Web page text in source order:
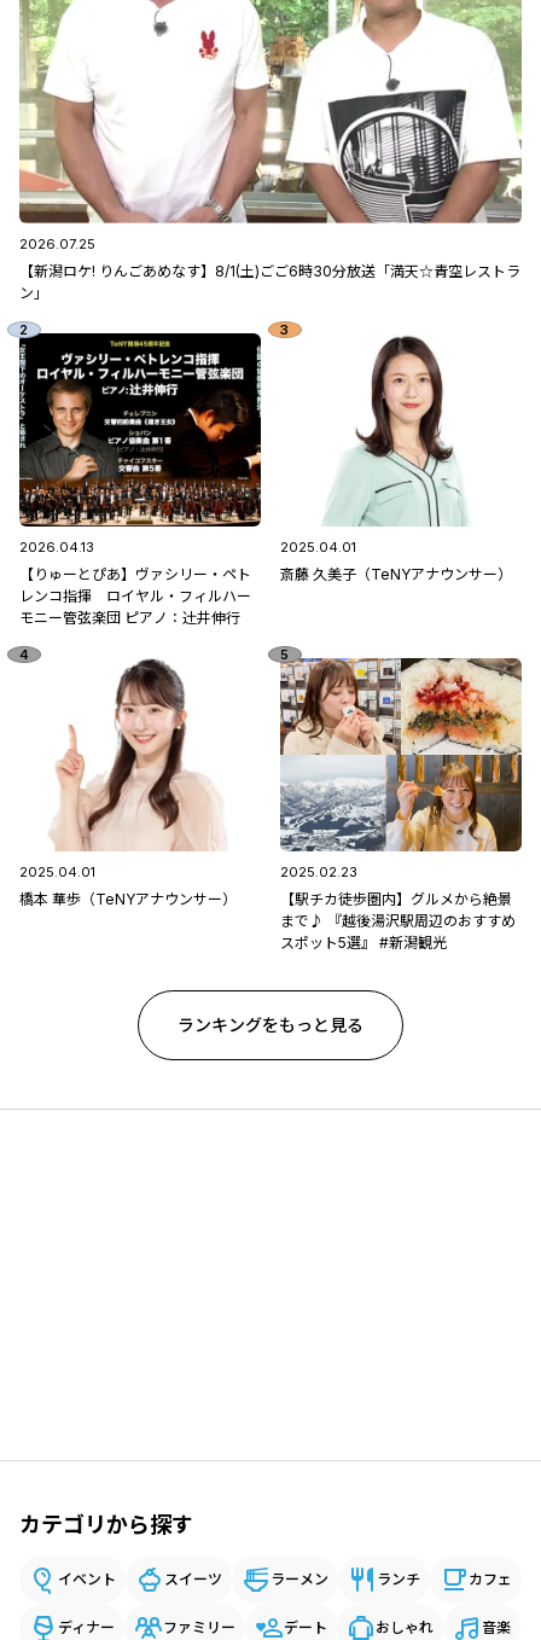
2026.07.25
【新潟ロケ! りんごあめなす】8/1(土)ごご6時30分放送「満天☆青空レストラ
ン」
2026.04.13
【りゅーとぴあ】ヴァシリー・ペト
レンコ指揮 ロイヤル・フィルハー
モニー管弦楽団 ピアノ：辻󠄀井伸行
2025.04.01
斎藤 久美子（TeNYアナウンサー）
2025.04.01
橋本 華歩（TeNYアナウンサー）
2025.02.23
【駅チカ徒歩圏内】グルメから絶景
まで♪ 『越後湯沢駅周辺のおすすめ
スポット5選』 #新潟観光
ランキングをもっと見る
カテゴリから探す
イベント スイーツ ラーメン ランチ カフェ
ディナー ファミリー デート おしゃれ 音楽